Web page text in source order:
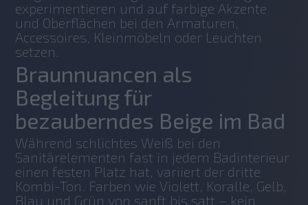
experimentieren und auf farbige Akzente
und Oberflächen bei den Armaturen,
Accessoires, Kleinmöbeln oder Leuchten
setzen.
Braunnuancen als
Begleitung für
bezauberndes Beige im Bad
Während schlichtes Weiß bei den
Sanitärelementen fast in jedem Badinterieur
einen festen Platz hat, variiert der dritte
Kombi-Ton. Farben wie Violett, Koralle, Gelb,
Blau und Grün von sanft bis satt – kein